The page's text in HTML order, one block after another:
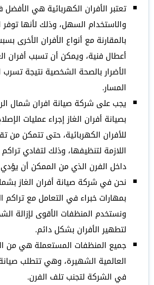
تعتبر الأفران الكهربائية هي الأفضل
والاستخدام السهل، وذلك لأنها توفر
بالمقارنة مع أنواع الأفران الأخرى
أعطال فنية، ويمكن أن تسبب أفران
الأضرار بالصحة الشخصية نتيجة تسرب
المسار.
يجب على شركة صيانة افران شمال
بصيانة أفران الغاز إجراء عمليات
للأفران الكهربائية، حتى تتمكن من
اللازمة لتنظيفها، وذلك لتفادي
داخل الفرن الذي من الممكن أن
نحن في شركة صيانة أفران الغاز
بمهارات خبراء في التعامل مع تراكم
ونستخدم المنظفات الأقوى لإزالة
لتطهير الأفران بشكل دائم.
جميع المنظفات المستعملة هي من
العالمية الشهيرة، وهي تتطلب
في الشركة لتجنب تلف الفرن.